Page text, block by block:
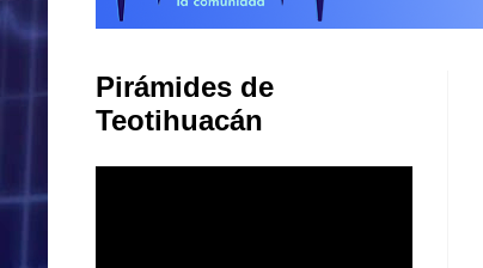
Pirámides de
Teotihuacán